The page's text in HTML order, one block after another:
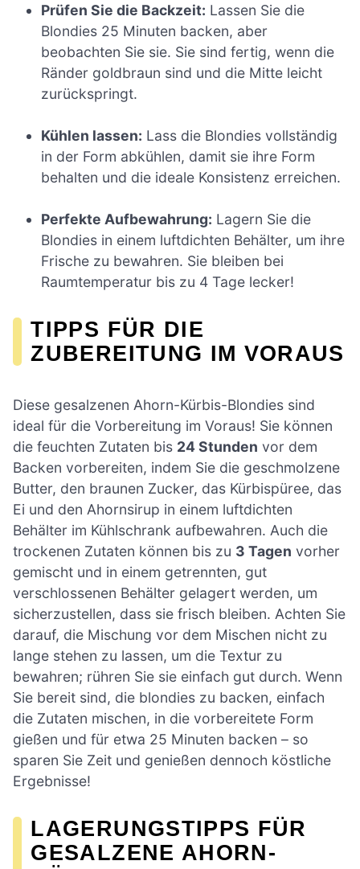
Prüfen Sie die Backzeit: Lassen Sie die
Blondies 25 Minuten backen, aber
beobachten Sie sie. Sie sind fertig, wenn die
Ränder goldbraun sind und die Mitte leicht
zurückspringt.
Kühlen lassen: Lass die Blondies vollständig
in der Form abkühlen, damit sie ihre Form
behalten und die ideale Konsistenz erreichen.
Perfekte Aufbewahrung: Lagern Sie die
Blondies in einem luftdichten Behälter, um ihre
Frische zu bewahren. Sie bleiben bei
Raumtemperatur bis zu 4 Tage lecker!
TIPPS FÜR DIE
ZUBEREITUNG IM VORAUS
Diese gesalzenen Ahorn-Kürbis-Blondies sind
ideal für die Vorbereitung im Voraus! Sie können
die feuchten Zutaten bis 24 Stunden vor dem
Backen vorbereiten, indem Sie die geschmolzene
Butter, den braunen Zucker, das Kürbispüree, das
Ei und den Ahornsirup in einem luftdichten
Behälter im Kühlschrank aufbewahren. Auch die
trockenen Zutaten können bis zu 3 Tagen vorher
gemischt und in einem getrennten, gut
verschlossenen Behälter gelagert werden, um
sicherzustellen, dass sie frisch bleiben. Achten Sie
darauf, die Mischung vor dem Mischen nicht zu
lange stehen zu lassen, um die Textur zu
bewahren; rühren Sie sie einfach gut durch. Wenn
Sie bereit sind, die blondies zu backen, einfach
die Zutaten mischen, in die vorbereitete Form
gießen und für etwa 25 Minuten backen – so
sparen Sie Zeit und genießen dennoch köstliche
Ergebnisse!
LAGERUNGSTIPPS FÜR
GESALZENE AHORN-